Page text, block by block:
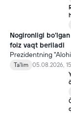
Nogironligi
foiz vaqt beriladi
Prezidentning
ijtimoiy xizmatlar
bo‘yicha
inklyuziv ta’lim
Ta'lim 05.08.2026,